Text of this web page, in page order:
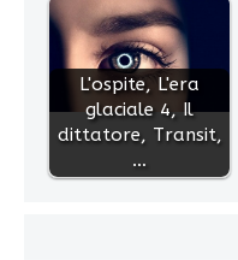
L'ospite, L'era
glaciale 4, Il
dittatore, Transit,
…